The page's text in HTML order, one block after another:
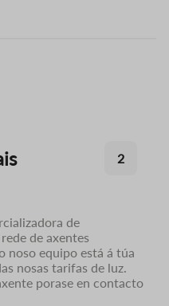
2
de
de axentes
noso equipo está á túa
nosas tarifas de luz.
porase en contacto